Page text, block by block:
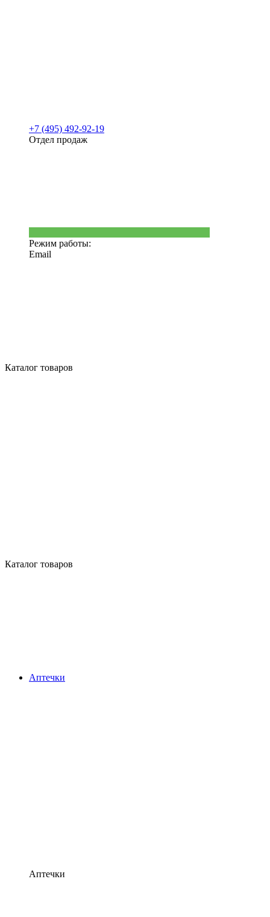
+7 (495) 492-92-19
Отдел продаж
Режим работы:
Email
Каталог товаров
Каталог товаров
Аптечки
Аптечки